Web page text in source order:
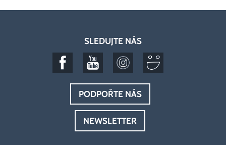
SLEDUJTE NÁS
PODPOŘTE NÁS
NEWSLETTER